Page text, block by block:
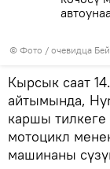
© Фото / очевидца
Кырсык саат
айтымында,
каршы
мотоцикл
машинаны